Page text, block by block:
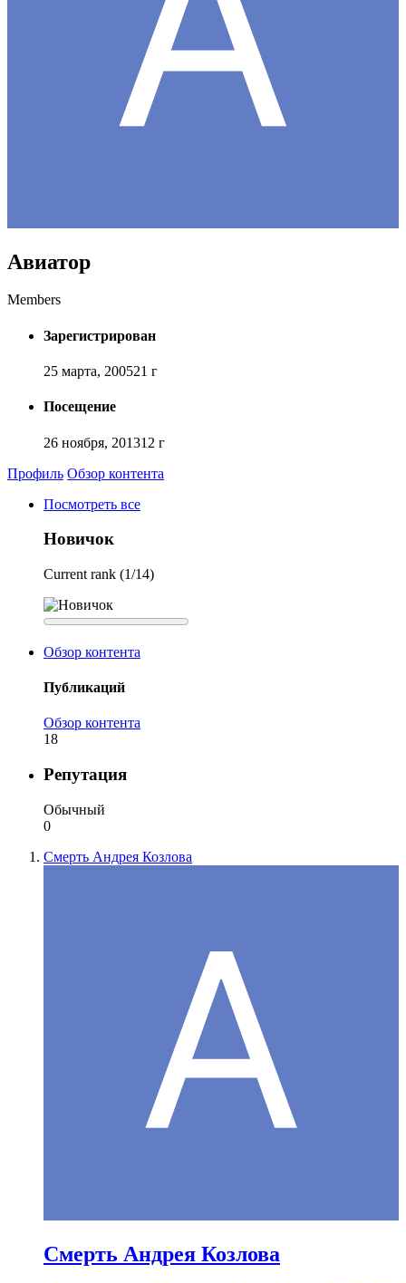
Авиатор
Members
Зарегистрирован
25 марта, 200521 г
Посещение
26 ноября, 201312 г
Профиль Обзор контента
Посмотреть все
Новичок
Current rank (1/14)
Обзор контента
Публикаций
Обзор контента
18
Репутация
Обычный
0
Смерть Андрея Козлова
Смерть Андрея Козлова